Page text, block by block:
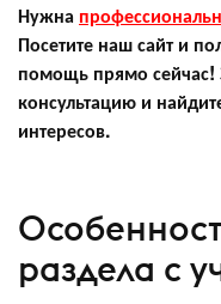
Нужна
Посетите наш сайт и
помощь прямо сейчас!
консультацию и
интересов.
раздела с